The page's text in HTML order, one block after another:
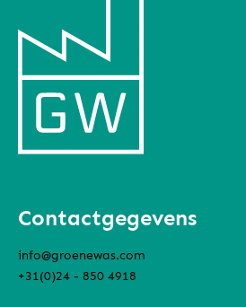
Contactgegevens
info@groenewas.com
+31(0)24 - 850 4918